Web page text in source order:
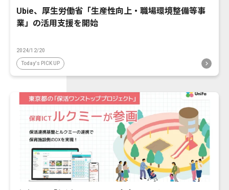
Ubie、厚生労働省「生産性向上・職場環境整備等事
業」の活用支援を開始
2024/12/20
Today's PICK UP